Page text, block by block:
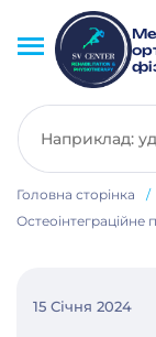
Головна сторінка /
Остеоінтеграційне
15 Січня 2024